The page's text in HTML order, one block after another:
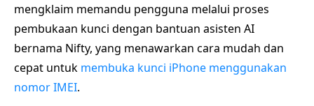
mengklaim memandu pengguna melalui proses
pembukaan kunci dengan bantuan asisten AI
bernama Nifty, yang menawarkan cara mudah dan
cepat untuk membuka kunci iPhone menggunakan
nomor IMEI.